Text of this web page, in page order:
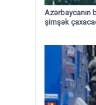
Azərbaycanın
şimşək